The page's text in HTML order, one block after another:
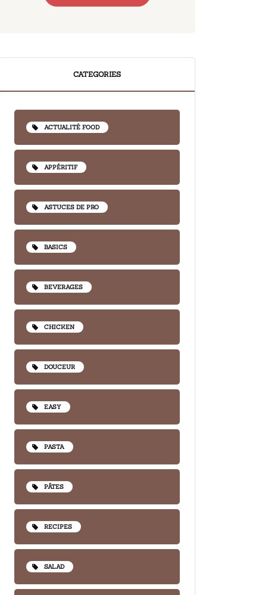
CATEGORIES
ACTUALITÉ FOOD
APPÉRITIF
ASTUCES DE PRO
BASICS
BEVERAGES
CHICKEN
DOUCEUR
EASY
PASTA
PÂTES
RECIPES
SALAD